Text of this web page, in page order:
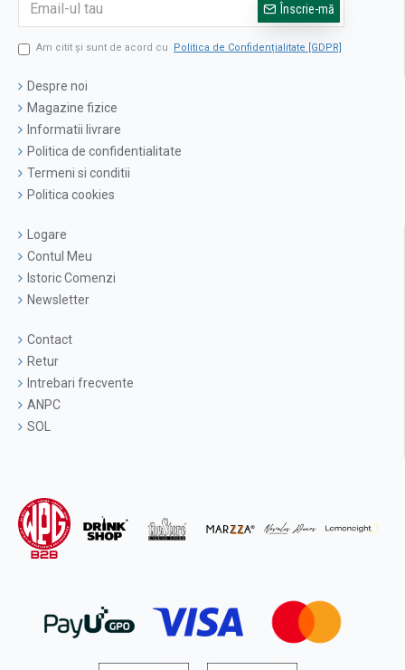
Înscrie-mă
Am citit şi sunt de acord cu Politica de Confidențialitate [GDPR]
Despre noi
Magazine fizice
Informatii livrare
Politica de confidentialitate
Termeni si conditii
Politica cookies
Logare
Contul Meu
Istoric Comenzi
Newsletter
Contact
Retur
Intrebari frecvente
ANPC
SOL